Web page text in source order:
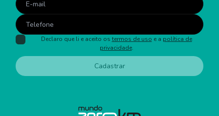
Declaro que li e aceito os termos de uso e a política de
privacidade.
Cadastrar